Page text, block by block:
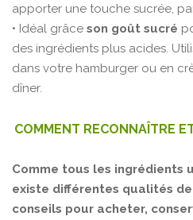
apporter une touche sucrée,
• Idéal grâce son goût sucré
des ingrédients plus acides.
dans votre hamburger ou en
dîner.
COMMENT RECONNAÎTRE
Comme tous les ingrédients
existe différentes qualités
conseils pour acheter,